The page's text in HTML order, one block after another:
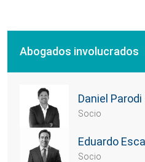
Abogados involucrados
Daniel Parodi
Socio
Eduardo
Socio